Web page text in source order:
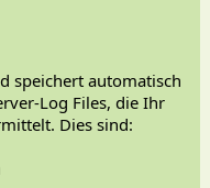
speichert automatisch
Log Files, die Ihr
Dies sind: